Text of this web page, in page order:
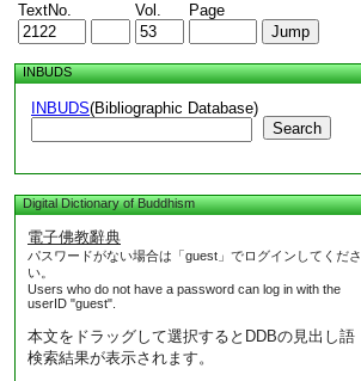
TextNo. Vol. Page
INBUDS
INBUDS(Bibliographic Database)
Search
Digital Dictionary of Buddhism
電子佛教辭典
パスワードがない場合は「guest」でログインしてくださ
い。
Users who do not have a password can log in with the
userID "guest".
本文をドラッグして選択するとDDBの見出し語
検索結果が表示されます。